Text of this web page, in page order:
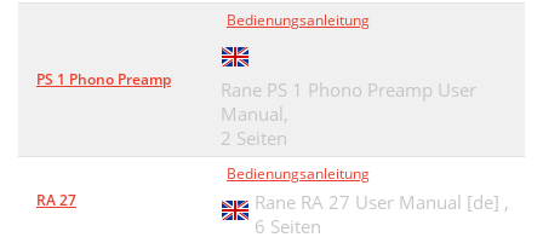
PS 1 Phono Preamp
Bedienungsanleitung
Rane PS 1 Phono Preamp User
Manual,
2 Seiten
RA 27
Bedienungsanleitung
Rane RA 27 User Manual [de] ,
6 Seiten